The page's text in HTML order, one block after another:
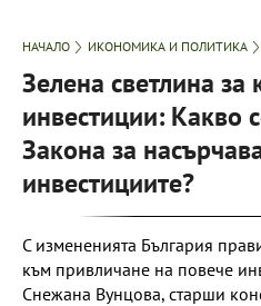
НАЧАЛО ИКОНОМИКА И ПОЛИТИКА
Зелена светлина за
инвестиции: Какво
Закона за
инвестициите?
С измененията България
към привличане на повече
Снежана Вунцова, старши